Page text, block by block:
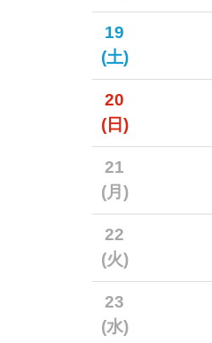
19
(土)
20
(日)
21
(月)
22
(火)
23
(水)